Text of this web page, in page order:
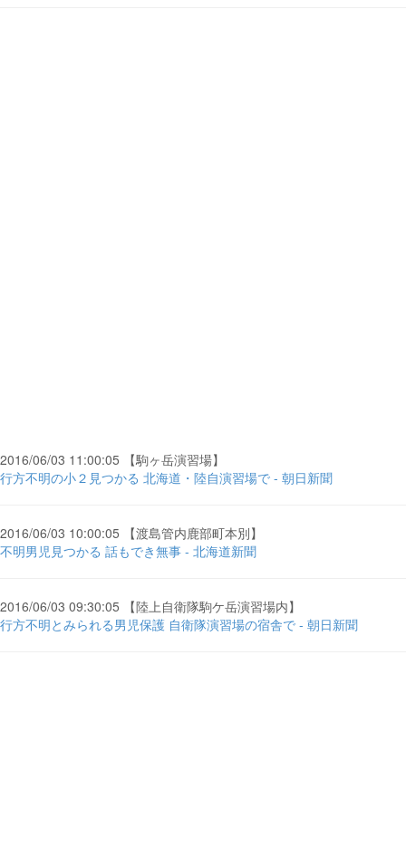
2016/06/03 11:00:05 【駒ヶ岳演習場】
行方不明の小２見つかる 北海道・陸自演習場で - 朝日新聞
2016/06/03 10:00:05 【渡島管内鹿部町本別】
不明男児見つかる 話もでき無事 - 北海道新聞
2016/06/03 09:30:05 【陸上自衛隊駒ケ岳演習場内】
行方不明とみられる男児保護 自衛隊演習場の宿舎で - 朝日新聞